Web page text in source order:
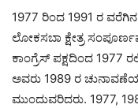
1977 ರಿಂದ 1991 ರ
ಲೋಕಸಬಾ ಕ್ಷೇತ್ರ
ಕಾಂಗ್ರೆಸ್ ಪಕ್ಷದಿಂದ 1977
ಅವರು 1989 ರ
ಮುಂದುವರಿದರು. 1977,